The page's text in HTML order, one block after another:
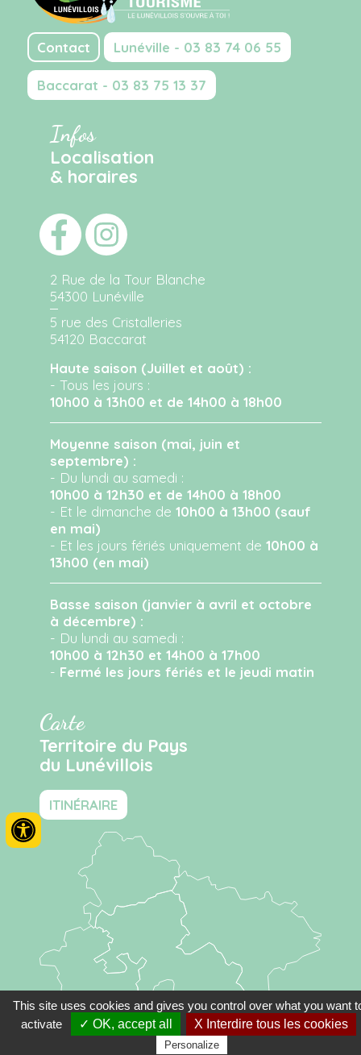
Contact Lunéville - 03 83 74 06 55
Baccarat - 03 83 75 13 37
Infos
Localisation
& horaires
2 Rue de la Tour Blanche
54300 Lunéville
5 rue des Cristalleries
54120 Baccarat
Haute saison (Juillet et août) :
- Tous les jours :
10h00 à 13h00 et de 14h00 à 18h00
Moyenne saison (mai, juin et
septembre) :
- Du lundi au samedi :
10h00 à 12h30 et de 14h00 à 18h00
- Et le dimanche de10h00 à 13h00 (sauf
en mai)
- Et les jours fériés uniquement de10h00 à
13h00 (en mai)
Basse saison (janvier à avril et octobre
à décembre) :
- Du lundi au samedi :
10h00 à 12h30 et 14h00 à 17h00
- Fermé les jours fériés et le jeudi matin
Carte
Territoire du Pays
du Lunévillois
ITINÉRAIRE
This site uses cookies and gives you control over what you want
activate
✓ OK, accept all X Interdire tous les cookies
Personalize